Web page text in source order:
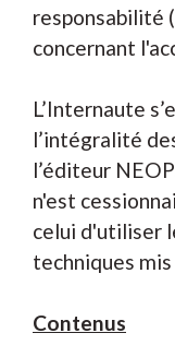
responsabilité
concernant
L’Internaute
l’intégralité
l’éditeur
n'est
celui d'utiliser
techniques
Contenus